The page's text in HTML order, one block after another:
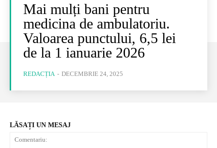
Mai mulți bani pentru
medicina de ambulatoriu.
Valoarea punctului, 6,5 lei
de la 1 ianuarie 2026
REDACȚIA - DECEMBRIE 24, 2025
LĂSAȚI UN MESAJ